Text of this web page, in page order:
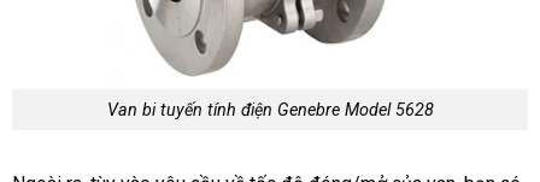
Van bi tuyến tính điện Genebre Model 5628